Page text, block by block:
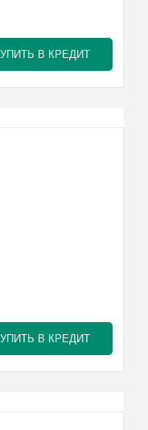
В КРЕДИТ
В КРЕДИТ